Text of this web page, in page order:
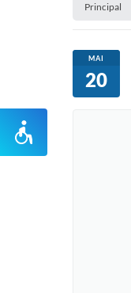
Principal
MAI
20